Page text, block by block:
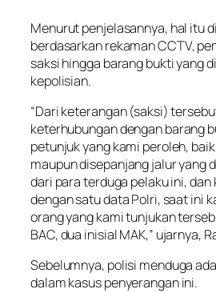
Menurut penjelasannya, hal itu
berdasarkan rekaman CCTV,
saksi hingga barang bukti yang
kepolisian.
“Dari keterangan (saksi)
keterhubungan dengan barang
petunjuk yang kami peroleh,
maupun disepanjang jalur yang
dari para terduga pelaku ini, dan
dengan satu data Polri, saat ini
orang yang kami tunjukan
BAC, dua inisial MAK,” ujarnya,
Sebelumnya, polisi menduga
dalam kasus penyerangan ini.